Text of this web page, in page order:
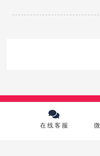
Copyright © 2024 中
在线客服